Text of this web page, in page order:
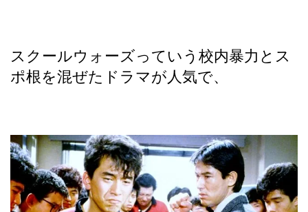
スクールウォーズっていう校内暴力とス
ポ根を混ぜたドラマが人気で、